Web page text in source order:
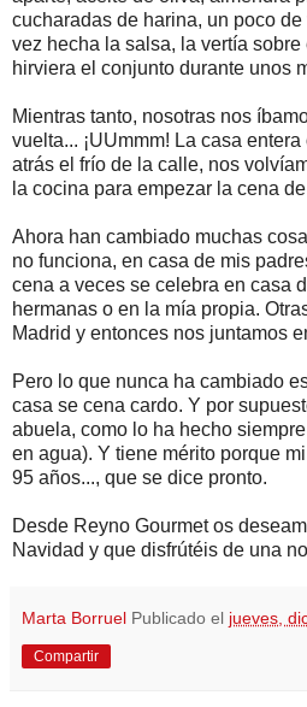
cucharadas de harina, un poco
vez hecha la salsa, la vertía
hirviera el conjunto durante unos
Mientras tanto, nosotras nos
vuelta... ¡UUmmm! La casa
atrás el frío de la calle, nos
la cocina para empezar la cena
Ahora han cambiado muchas
no funciona, en casa de mis
cena a veces se celebra en casa
hermanas o en la mía propia.
Madrid y entonces nos juntamos
Pero lo que nunca ha cambiado
casa se cena cardo. Y por
abuela, como lo ha hecho
en agua). Y tiene mérito porque
95 años..., que se dice pronto.
Desde Reyno Gourmet os
Navidad y que disfrútéis de una
Marta Borruel Publicado el jueves,
Compartir